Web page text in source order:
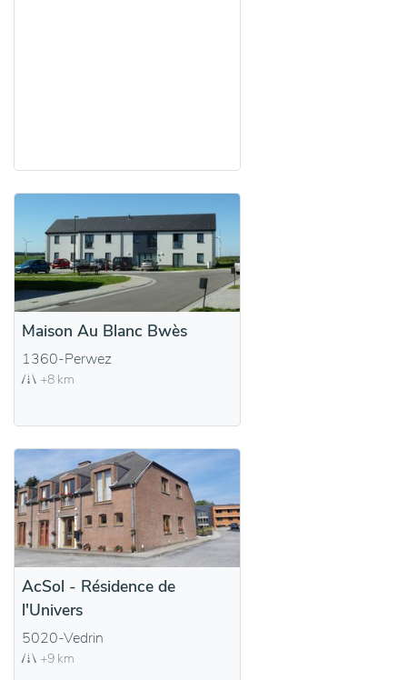
Maison Au Blanc Bwès
1360-Perwez
+8 km
AcSol - Résidence de
l'Univers
5020-Vedrin
+9 km